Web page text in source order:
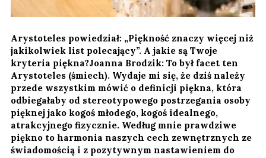
Arystoteles powiedział: „Piękność znaczy więcej niż
jakikolwiek list polecający”. A jakie są Twoje
kryteria piękna?Joanna Brodzik: To był facet ten
Arystoteles (śmiech). Wydaje mi się, że dziś należy
przede wszystkim mówić o definicji piękna, która
odbiegałaby od stereotypowego postrzegania osoby
pięknej jako kogoś młodego, kogoś idealnego,
atrakcyjnego fizycznie. Według mnie prawdziwe
piękno to harmonia naszych cech zewnętrznych ze
świadomością i z pozytywnym nastawieniem do